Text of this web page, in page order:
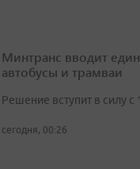
Минтранс вводит
автобусы и трамваи
Решение вступит в силу с
сегодня, 00:26